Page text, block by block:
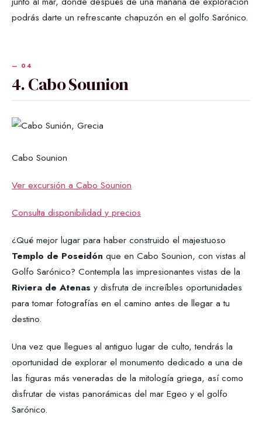
podrás darte un refrescante chapuzón en el golfo Sarónico.
4. Cabo Sounion
Cabo Sounion
Ver excursión a Cabo Sounion
Consulta disponibilidad y precios
¿Qué mejor lugar para haber construido el majestuoso
Templo de Poseidón que en Cabo Sounion, con vistas al
Golfo Sarónico? Contempla las impresionantes vistas de la
Riviera de Atenas y disfruta de increíbles oportunidades
para tomar fotografías en el camino antes de llegar a tu
destino.
Una vez que llegues al antiguo lugar de culto, tendrás la
oportunidad de explorar el monumento dedicado a una de
las figuras más veneradas de la mitología griega, así como
disfrutar de vistas panorámicas del mar Egeo y el golfo
Sarónico.